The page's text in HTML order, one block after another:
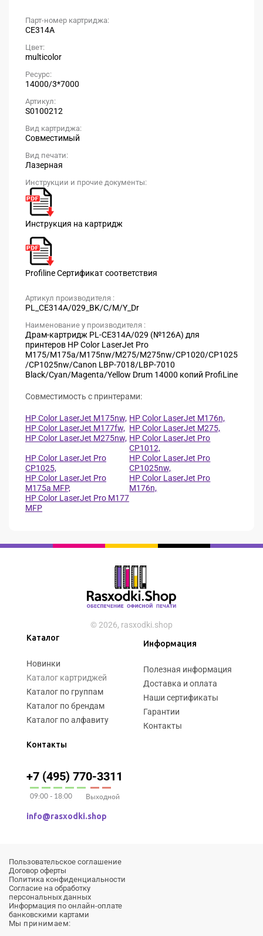
Парт-номер картриджа:
CE314A
Цвет:
multicolor
Ресурс:
14000/3*7000
Артикул:
S0100212
Вид картриджа:
Совместимый
Вид печати:
Лазерная
Инструкции и прочие документы:
Инструкция на картридж
Profiline Сертификат соответствия
Артикул производителя :
PL_CE314A/029_BK/C/M/Y_Dr
Наименование у производителя :
Драм-картридж PL-CE314A/029 (№126A) для
принтеров HP Color LaserJet Pro
M175/M175a/M175nw/M275/M275nw/CP1020/CP1025
/CP1025nw/Canon LBP-7018/LBP-7010
Black/Cyan/Magenta/Yellow Drum 14000 копий ProfiLine
Совместимость с принтерами:
HP Color LaserJet M175nw, HP Color LaserJet M176n,
HP Color LaserJet M177fw, HP Color LaserJet M275,
HP Color LaserJet M275nw, HP Color LaserJet Pro
CP1012,
HP Color LaserJet Pro
CP1025,
HP Color LaserJet Pro
CP1025nw,
HP Color LaserJet Pro
M175a MFP,
HP Color LaserJet Pro
M176n,
HP Color LaserJet Pro M177
MFP
© 2026, rasxodki.shop
Каталог
Новинки
Каталог картриджей
Каталог по группам
Каталог по брендам
Каталог по алфавиту
Информация
Полезная информация
Доставка и оплата
Наши сертификаты
Гарантии
Контакты
Контакты
+7 (495) 770-3311
09:00 - 18:00 Выходной
info@rasxodki.shop
Пользовательское соглашение
Договор оферты
Политика конфиденциальности
Согласие на обработку
персональных данных
Информация по онлайн-оплате
банковскими картами
Мы принимаем: